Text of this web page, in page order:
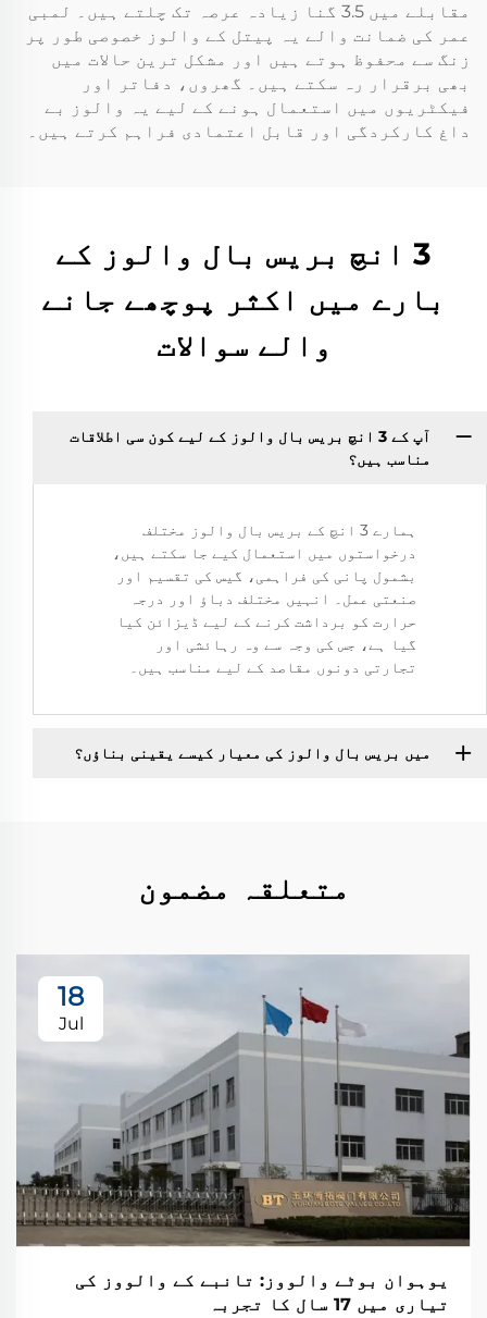
مقابلے میں 3.5 گنا زیادہ عرصہ تک چلتے ہیں۔ لمبی
عمر کی ضمانت والے یہ پیتل کے والوز خصوصی طور پر
زنگ سے محفوظ ہوتے ہیں اور مشکل ترین حالات میں
بھی برقرار رہ سکتے ہیں۔ گھروں، دفاتر اور
فیکٹریوں میں استعمال ہونے کے لیے یہ والوز بے
داغ کارکردگی اور قابل اعتمادی فراہم کرتے ہیں۔
3 انچ بریس بال والوز کے
بارے میں اکثر پوچھے جانے
والے سوالات
آپ کے 3 انچ بریس بال والوز کے لیے کون سی اطلاقات
مناسب ہیں؟
ہمارے 3 انچ کے بریس بال والوز مختلف
درخواستوں میں استعمال کیے جا سکتے ہیں،
بشمول پانی کی فراہمی، گیس کی تقسیم اور
صنعتی عمل۔ انہیں مختلف دباؤ اور درجہ
حرارت کو برداشت کرنے کے لیے ڈیزائن کیا
گیا ہے، جس کی وجہ سے وہ رہائشی اور
تجارتی دونوں مقاصد کے لیے مناسب ہیں۔
میں بریس بال والوز کی معیار کیسے یقینی بناؤں؟
متعلقہ مضمون
18
Jul
یوہوان بوٹے والووز: تانبے کے والووز کی
تیاری میں 17 سال کا تجربہ